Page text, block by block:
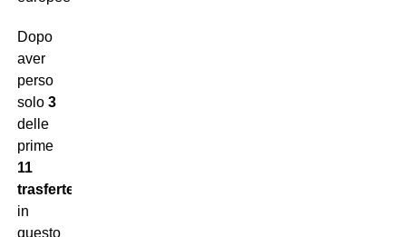
Dopo
aver
perso
solo 3
delle
prime
11
trasferte
in
questo